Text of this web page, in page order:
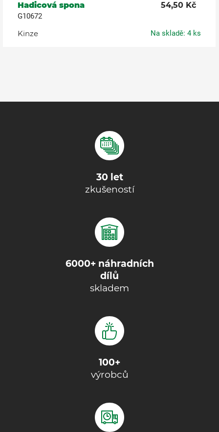
Hadicová spona 54,50 Kč
G10672
Kinze Na skladě: 4 ks
30 let
zkušeností
6000+ náhradních
dílů
skladem
100+
výrobců